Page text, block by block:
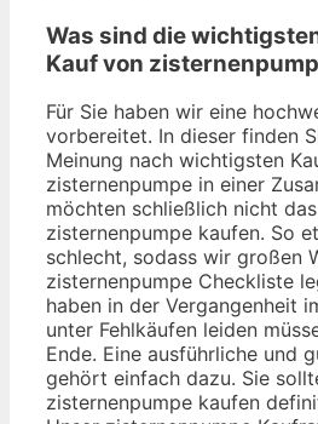
Was sind die
Kauf von
Für Sie haben wir eine
vorbereitet. In dieser finden
Meinung nach wichtigsten
zisternenpumpe in einer
möchten schließlich nicht
zisternenpumpe kaufen. So
schlecht, sodass wir großen
zisternenpumpe Checkliste
haben in der Vergangenheit
unter Fehlkäufen leiden
Ende. Eine ausführliche und
gehört einfach dazu. Sie
zisternenpumpe kaufen